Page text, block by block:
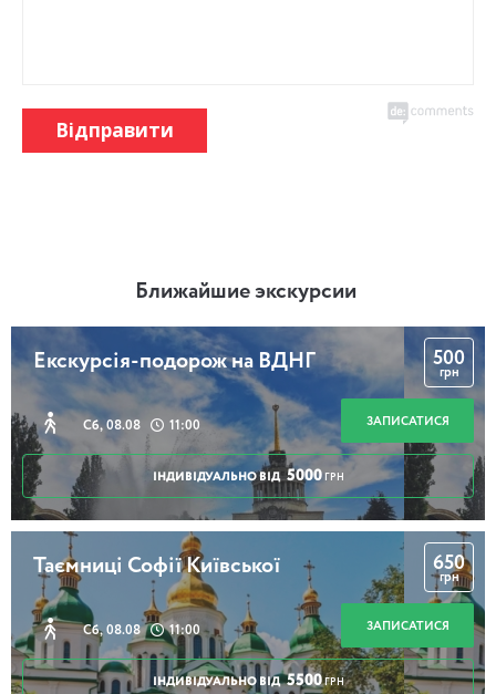
Відправити
Ближайшие экскурсии
Екскурсія-подорож на ВДНГ
Сб, 08.08 11:00
500
грн
ЗАПИСАТИСЯ
ІНДИВІДУАЛЬНО ВІД 5000 ГРН
Таємниці Софії Київської
Сб, 08.08 11:00
650
грн
ЗАПИСАТИСЯ
ІНДИВІДУАЛЬНО ВІД 5500 ГРН